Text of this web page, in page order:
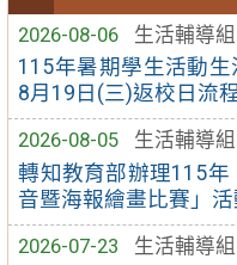
2026-08-06
生活輔導組
115年暑期學生活動
8月19日(三)返校日流
2026-08-05
生活輔導組
轉知教育部辦理115年
音暨海報繪畫比賽」活
2026-07-23
生活輔導組